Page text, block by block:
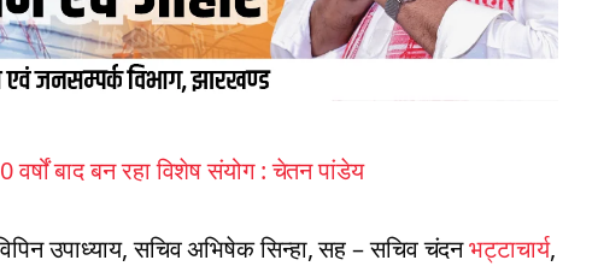
वर्षों बाद बन रहा विशेष संयोग : चेतन पांडेय
उपाध्याय, सचिव अभिषेक सिन्हा, सह – सचिव चंदनभट्टाचार्य,